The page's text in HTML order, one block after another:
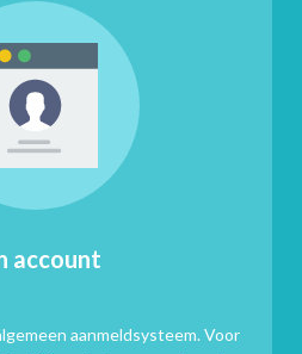
account
aanmeldsysteem. Voor